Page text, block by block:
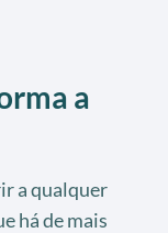
a
a qualquer
há de mais